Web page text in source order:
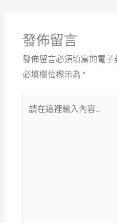
發佈留言
發佈留言必須填寫的電子
必填欄位標示為 *